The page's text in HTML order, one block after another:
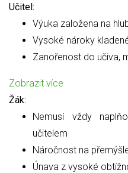
Učitel:
Výuka založena na
Vysoké nároky
Zanořenost do učiva,
Zobrazit více
Žák:
Nemusí vždy
učitelem
Náročnost na
Únava z vysoké